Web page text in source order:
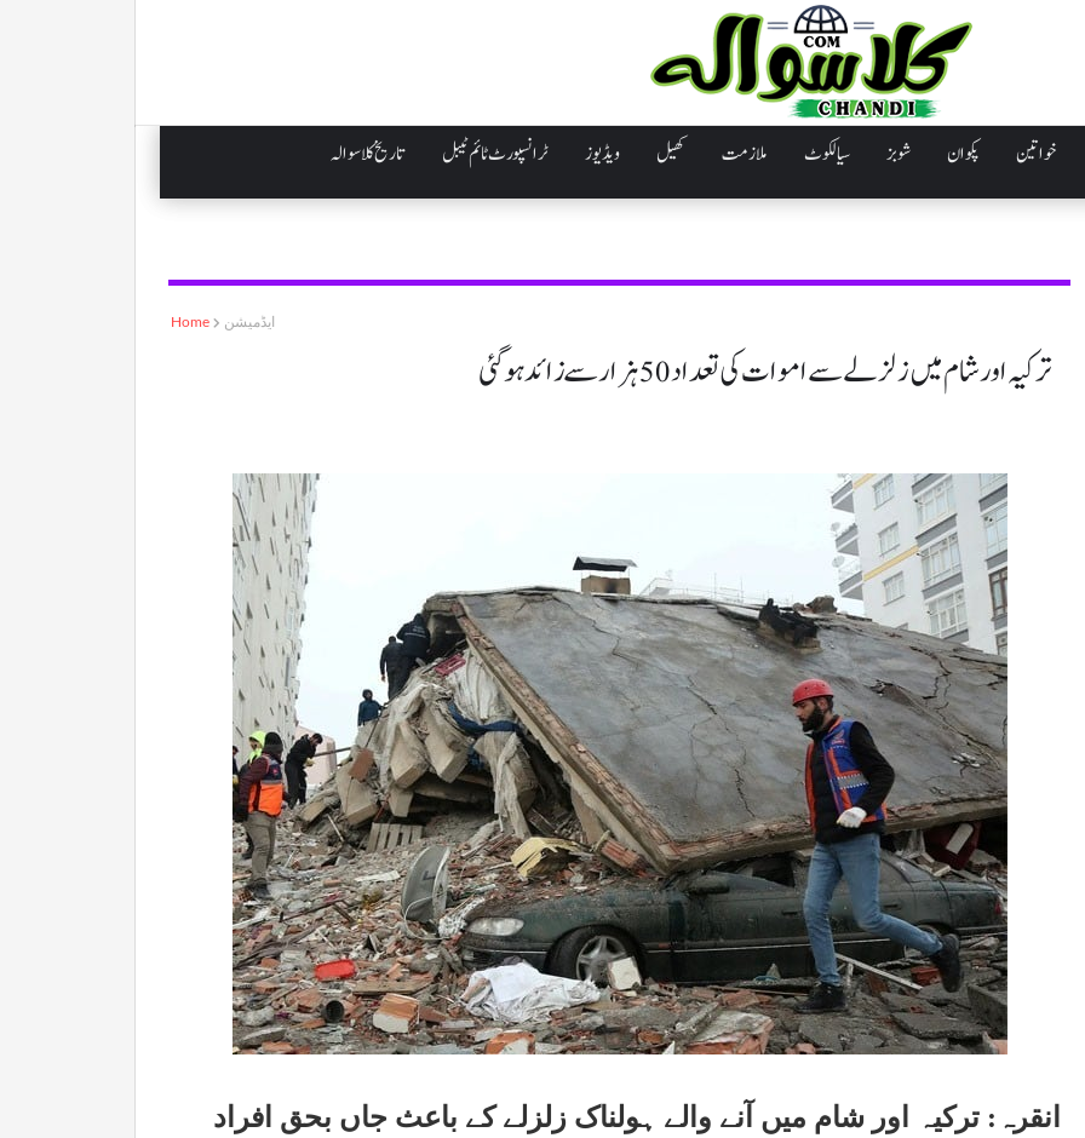
خواتین پکوان شوبز سیالکوٹ ملازمت کھیل ویڈیوز ٹرانسپورٹ ٹائم ٹیبل تاریخ کلاسوالہ
Home ایڈمیشن
ترکیہ اورشام میں زلزلے سے اموات کی تعداد 50 ہزار سے زائد ہوگئی
انقرہ: ترکیہ اور شام میں آنے والے ہولناک زلزلے کے باعث جاں بحق افراد